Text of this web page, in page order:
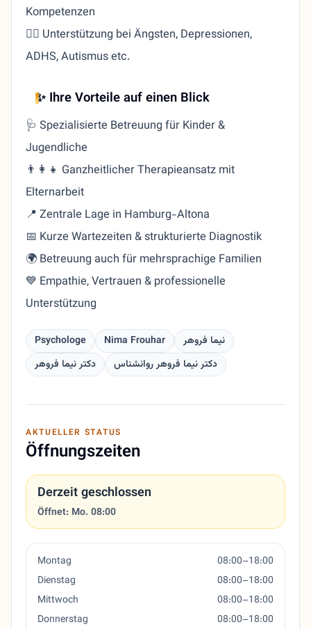
Kompetenzen
🧍‍♂️ Unterstützung bei Ängsten, Depressionen,
ADHS, Autismus etc.
✨Ihre Vorteile auf einen Blick
🩺 Spezialisierte Betreuung für Kinder &
Jugendliche
👨‍👩‍👧 Ganzheitlicher Therapieansatz mit
Elternarbeit
📍 Zentrale Lage in Hamburg-Altona
📅 Kurze Wartezeiten & strukturierte Diagnostik
🌍 Betreuung auch für mehrsprachige Familien
💙 Empathie, Vertrauen & professionelle
Unterstützung
Psychologe Nima Frouhar
نیما فروهر
دکتر نیما فروهر
دکتر نیما فروهر روانشناس
AKTUELLER STATUS
Öffnungszeiten
Derzeit geschlossen
Öffnet: Mo. 08:00
Montag
08:00–18:00
Dienstag
08:00–18:00
Mittwoch
08:00–18:00
Donnerstag
08:00–18:00